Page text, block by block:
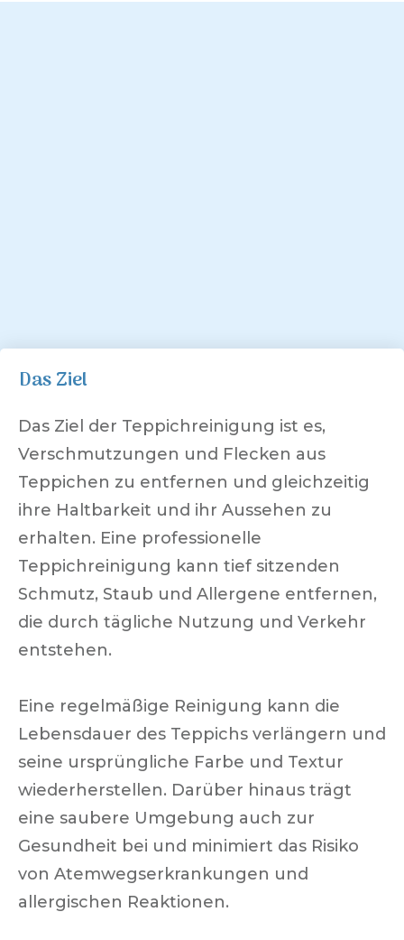
Das Ziel
Das Ziel der Teppichreinigung ist es,
Verschmutzungen und Flecken aus
Teppichen zu entfernen und gleichzeitig
ihre Haltbarkeit und ihr Aussehen zu
erhalten. Eine professionelle
Teppichreinigung kann tief sitzenden
Schmutz, Staub und Allergene entfernen,
die durch tägliche Nutzung und Verkehr
entstehen.
Eine regelmäßige Reinigung kann die
Lebensdauer des Teppichs verlängern und
seine ursprüngliche Farbe und Textur
wiederherstellen. Darüber hinaus trägt
eine saubere Umgebung auch zur
Gesundheit bei und minimiert das Risiko
von Atemwegserkrankungen und
allergischen Reaktionen.